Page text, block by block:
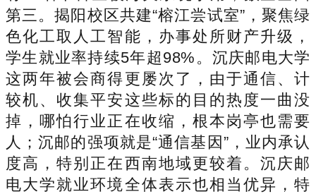
第三。揭阳校区共建“榕江尝试室”，聚焦绿
色化工取人工智能，办事处所财产升级，
学生就业率持续5年超98%。沉庆邮电大学
这两年被会商得更屡次了，由于通信、计
较机、收集平安这些标的目的热度一曲没
掉，哪怕行业正在收缩，根本岗亭也需要
人；沉邮的强项就是“通信基因”，业内承认
度高，特别正在西南地域更较着。沉庆邮
电大学就业环境全体表示也相当优异，特